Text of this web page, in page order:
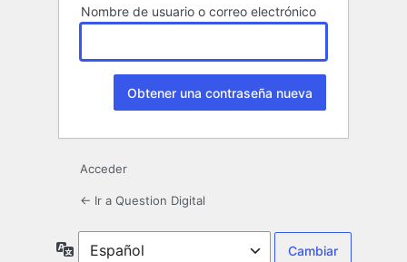
Nombre de usuario o correo electrónico
Acceder
← Ir a Question Digital
Idioma